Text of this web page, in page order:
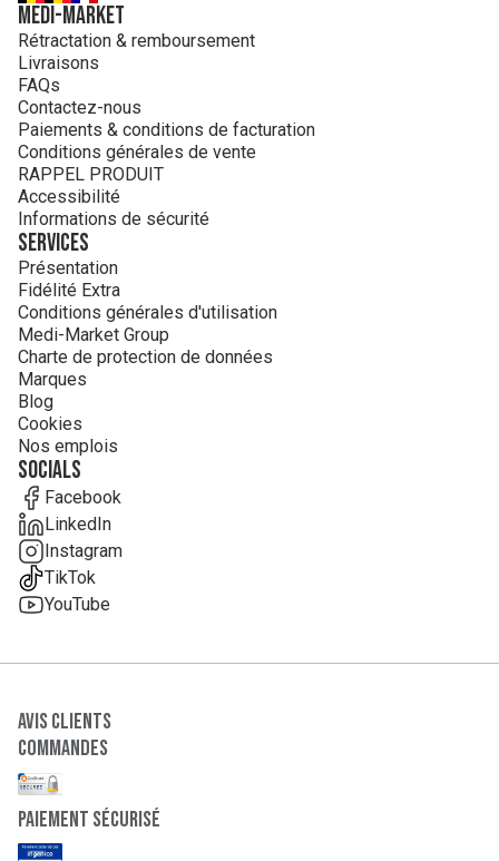
MEDI-MARKET
Rétractation & remboursement
Livraisons
FAQs
Contactez-nous
Paiements & conditions de facturation
Conditions générales de vente
RAPPEL PRODUIT
Accessibilité
Informations de sécurité
Services
Présentation
Fidélité Extra
Conditions générales d'utilisation
Medi-Market Group
Charte de protection de données
Marques
Blog
Cookies
Nos emplois
Socials
Facebook
LinkedIn
Instagram
TikTok
YouTube
Avis clients
Commandes
paiement sécurisé